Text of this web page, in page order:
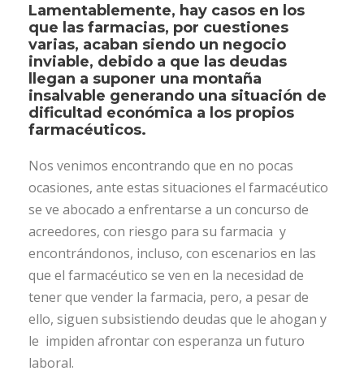
Lamentablemente, hay casos en los
que las farmacias, por cuestiones
varias, acaban siendo un negocio
inviable, debido a que las deudas
llegan a suponer una montaña
insalvable generando una situación de
dificultad económica a los propios
farmacéuticos.
Nos venimos encontrando que en no pocas
ocasiones, ante estas situaciones el farmacéutico
se ve abocado a enfrentarse a un concurso de
acreedores, con riesgo para su farmacia y
encontrándonos, incluso, con escenarios en las
que el farmacéutico se ven en la necesidad de
tener que vender la farmacia, pero, a pesar de
ello, siguen subsistiendo deudas que le ahogan y
le impiden afrontar con esperanza un futuro
laboral.